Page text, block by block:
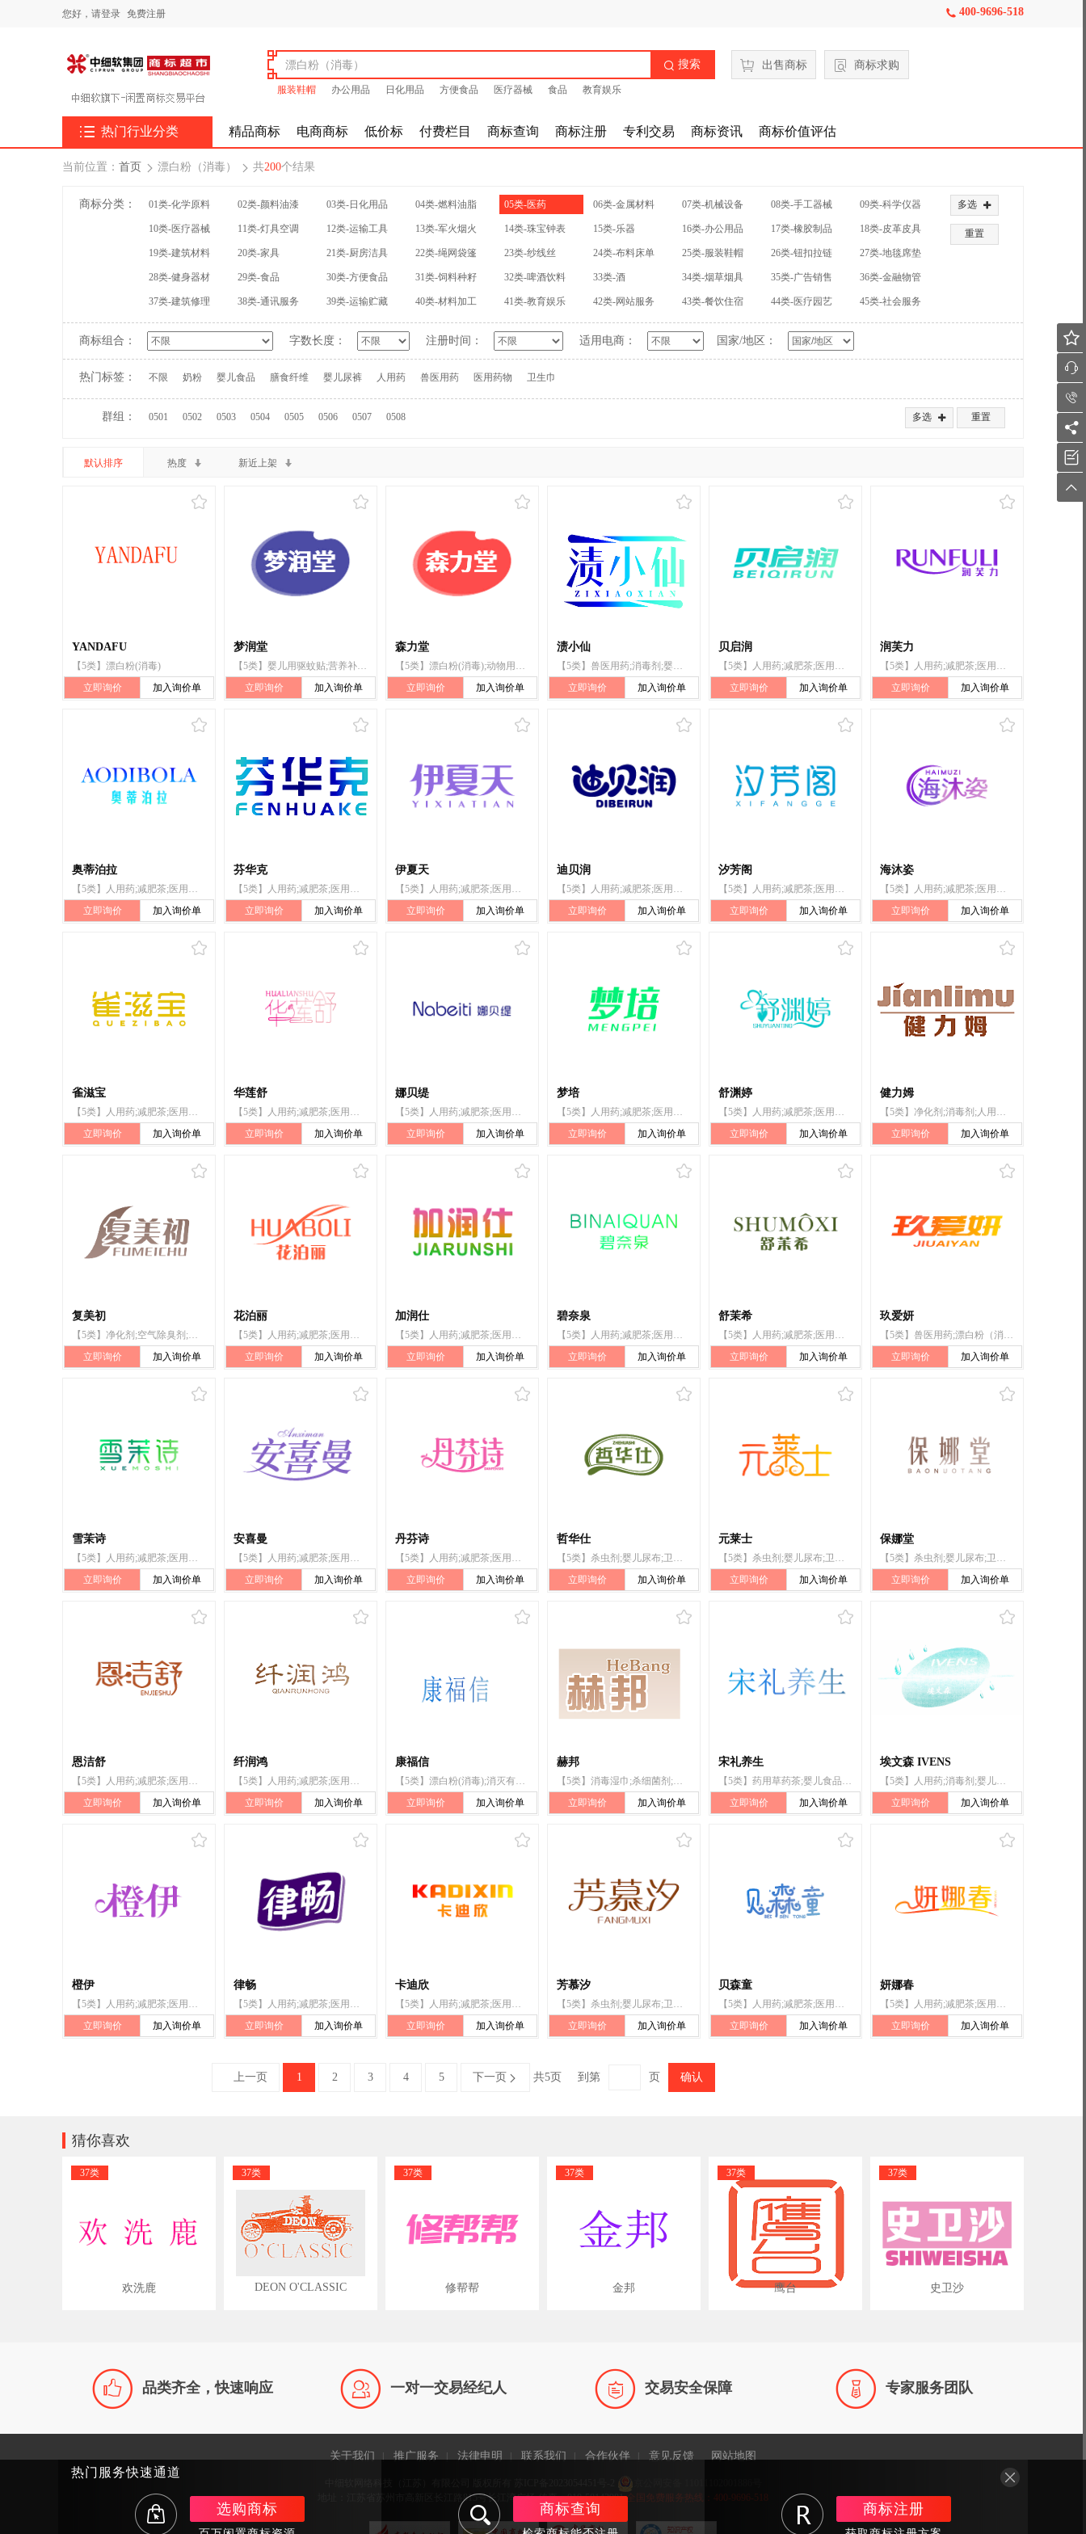
您好， 请登录 免费注册  400-9696-518
 搜索
服装鞋帽 办公用品 日化用品 方便食品 医疗器械 食品 教育娱乐
出售商标 商标求购
 热门行业分类 精品商标 电商商标 低价标 付费栏目 商标查询 商标注册 专利交易 商标资讯 商标价值评估
当前位置： 首页  漂白粉（消毒）  共200个结果
多选 
重置
商标分类： 01类-化学原料 02类-颜料油漆 03类-日化用品 04类-燃料油脂 05类-医药 06类-金属材料 07类-机械设备 08类-手工器械 09类-科学仪器
10类-医疗器械 11类-灯具空调 12类-运输工具 13类-军火烟火 14类-珠宝钟表 15类-乐器 16类-办公用品 17类-橡胶制品 18类-皮革皮具
19类-建筑材料 20类-家具 21类-厨房洁具 22类-绳网袋篷 23类-纱线丝 24类-布料床单 25类-服装鞋帽 26类-钮扣拉链 27类-地毯席垫
28类-健身器材 29类-食品 30类-方便食品 31类-饲料种籽 32类-啤酒饮料 33类-酒 34类-烟草烟具 35类-广告销售 36类-金融物管
37类-建筑修理 38类-通讯服务 39类-运输贮藏 40类-材料加工 41类-教育娱乐 42类-网站服务 43类-餐饮住宿 44类-医疗园艺 45类-社会服务
商标组合： 字数长度： 注册时间： 适用电商： 国家/地区：
热门标签： 不限 奶粉 婴儿食品 膳食纤维 婴儿尿裤 人用药 兽医用药 医用药物 卫生巾
多选  重置
群组： 0501 0502 0503 0504 0505 0506 0507 0508
默认排序 热度 新近上架
YANDAFU
【5类】漂白粉(消毒)
立即询价
加入询价单
梦润堂
【5类】婴儿用驱蚊贴;营养补充剂;漂白粉(消毒);牙用研磨剂;宠物尿布
立即询价
加入询价单
森力堂
【5类】漂白粉(消毒);动物用膳食补充剂;卫生内裤;牙用研磨剂;宠物尿布
立即询价
加入询价单
渍小仙
【5类】兽医用药;消毒剂;婴儿食品;净化剂;人用药;医用营养品;消毒纸巾;漂白粉（消毒）;婴儿尿布;蚊香
立即询价
加入询价单
贝启润
【5类】人用药;减肥茶;医用酒精;医用营养品;婴儿食品;漂白粉（消毒）;兽医用药;卫生巾;婴儿尿布;杀虫剂
立即询价
加入询价单
润芙力
【5类】人用药;减肥茶;医用酒精;医用营养品;婴儿食品;漂白粉(消毒);兽医用药;婴儿尿布;杀虫剂
立即询价
加入询价单
奥蒂泊拉
【5类】人用药;减肥茶;医用酒精;医用营养品;婴儿食品;漂白粉（消毒）;兽医用药;卫生巾;婴儿尿布;杀虫剂
立即询价
加入询价单
芬华克
【5类】人用药;减肥茶;医用酒精;医用营养品;婴儿食品;漂白粉（消毒）;兽医用药;卫生巾;婴儿尿布;杀虫剂
立即询价
加入询价单
伊夏天
【5类】人用药;减肥茶;医用酒精;医用营养品;婴儿食品;漂白粉（消毒）;兽医用药;卫生巾;婴儿尿布;杀虫剂
立即询价
加入询价单
迪贝润
【5类】人用药;减肥茶;医用酒精;医用营养品;婴儿食品;漂白粉（消毒）;兽医用药;卫生巾;婴儿尿布;杀虫剂
立即询价
加入询价单
汐芳阁
【5类】人用药;减肥茶;医用酒精;医用营养品;婴儿食品;漂白粉（消毒）;兽医用药;卫生巾;婴儿尿布;杀虫剂
立即询价
加入询价单
海沐姿
【5类】人用药;减肥茶;医用酒精;医用营养品;婴儿食品;漂白粉（消毒）;兽医用药;卫生巾;婴儿尿布;杀虫剂
立即询价
加入询价单
雀滋宝
【5类】人用药;减肥茶;医用酒精;婴儿食品;漂白粉(消毒);兽医用药;卫生巾;婴儿尿布;杀虫剂
立即询价
加入询价单
华莲舒
【5类】人用药;减肥茶;医用酒精;医用营养品;漂白粉（消毒）;兽医用药;卫生巾;婴儿尿布;杀虫剂;婴儿食品
立即询价
加入询价单
娜贝缇
【5类】人用药;减肥茶;医用酒精;医用营养品;婴儿食品;漂白粉（消毒）;兽医用药;卫生巾;婴儿尿布;杀虫剂
立即询价
加入询价单
梦培
【5类】人用药;减肥茶;医用酒精;医用营养品;婴儿食品;漂白粉（消毒）;兽医用药;卫生巾;婴儿尿布;杀虫剂
立即询价
加入询价单
舒渊婷
【5类】人用药;减肥茶;医用酒精;医用营养品;婴儿食品;漂白粉（消毒）;兽医用药;卫生巾;婴儿尿布;杀虫剂
立即询价
加入询价单
健力姆
【5类】净化剂;消毒剂;人用药;宠物尿布;婴儿食品;出牙剂;卫生护垫;消毒纸巾;漂白粉(消毒)
立即询价
加入询价单
复美初
【5类】净化剂;空气除臭剂;漂白粉（消毒）;冰箱除味剂;驱昆虫剂;除草剂;杀虫剂;卫生巾;卫生护垫;牙用光洁剂
立即询价
加入询价单
花泊丽
【5类】人用药;减肥茶;医用酒精;医用营养品;婴儿食品;漂白粉（消毒）;兽医用药;卫生巾;婴儿尿布;杀虫剂
立即询价
加入询价单
加润仕
【5类】人用药;减肥茶;医用酒精;医用营养品;婴儿食品;漂白粉（消毒）;兽医用药;卫生巾;婴儿尿布;杀虫剂
立即询价
加入询价单
碧奈泉
【5类】人用药;减肥茶;医用酒精;医用营养品;婴儿食品;漂白粉（消毒）;兽医用药;卫生巾;婴儿尿布;杀虫剂
立即询价
加入询价单
舒茉希
【5类】人用药;减肥茶;医用酒精;医用营养品;婴儿食品;漂白粉（消毒）;兽医用药;卫生巾;婴儿尿布;杀虫剂
立即询价
加入询价单
玖爱妍
【5类】兽医用药;漂白粉（消毒）;婴儿食品;医用营养品;医用酒精;减肥茶;人用药;杀虫剂;婴儿尿布;卫生巾
立即询价
加入询价单
雪茉诗
【5类】人用药;减肥茶;医用酒精;医用营养品;婴儿食品;漂白粉（消毒）;兽医用药;卫生巾;婴儿尿布;杀虫剂
立即询价
加入询价单
安喜曼
【5类】人用药;减肥茶;医用酒精;医用营养品;婴儿食品;漂白粉（消毒）;兽医用药;卫生巾;婴儿尿布;杀虫剂
立即询价
加入询价单
丹芬诗
【5类】人用药;减肥茶;医用酒精;医用营养品;婴儿食品;漂白粉（消毒）;兽医用药;卫生巾;婴儿尿布;杀虫剂
立即询价
加入询价单
哲华仕
【5类】杀虫剂;婴儿尿布;卫生巾;兽医用药;漂白粉（消毒）;婴儿食品;医用营养品;医用酒精;减肥茶;人用药
立即询价
加入询价单
元莱士
【5类】杀虫剂;婴儿尿布;卫生巾;兽医用药;漂白粉（消毒）;婴儿食品;医用营养品;医用酒精;减肥茶;人用药
立即询价
加入询价单
保娜堂
【5类】杀虫剂;婴儿尿布;卫生巾;兽医用药;漂白粉（消毒）;婴儿食品;医用营养品;医用酒精;减肥茶;人用药
立即询价
加入询价单
恩洁舒
【5类】人用药;减肥茶;医用酒精;医用营养品;婴儿食品;漂白粉（消毒）;兽医用药;卫生巾;婴儿尿布;杀虫剂
立即询价
加入询价单
纤润鸿
【5类】人用药;减肥茶;医用酒精;医用营养品;婴儿食品;漂白粉（消毒）;兽医用药;卫生巾;婴儿尿布;杀虫剂
立即询价
加入询价单
康福信
【5类】漂白粉(消毒);消灭有害动物制剂;蚊香;消毒纸巾;假牙黏合剂;宠物尿布;婴儿食品;动物用膳食补充剂
立即询价
加入询价单
赫邦
【5类】消毒湿巾;杀细菌剂;卫生消毒制剂;卫生用消毒剂;卫生消毒剂;漂白粉(消毒);家用杀真菌剂;消毒剂
立即询价
加入询价单
宋礼养生
【5类】药用草药茶;婴儿食品;药用酵素;药用糖浆;医药制剂;药用铋制剂;医用泥浆;漂白粉(消毒)
立即询价
加入询价单
埃文森 IVENS
【5类】人用药;消毒剂;婴儿食品;净化剂;除霉化学制剂;漂白粉(消毒);卫生垫;卫生巾;消毒棉;牙科用研磨剂
立即询价
加入询价单
橙伊
【5类】人用药;减肥茶;医用酒精;医用营养品;婴儿食品;漂白粉(消毒);兽医用药;婴儿尿布;杀虫剂
立即询价
加入询价单
律畅
【5类】人用药;减肥茶;医用酒精;医用营养品;婴儿食品;漂白粉（消毒）;兽医用药;卫生巾;婴儿尿布;杀虫剂
立即询价
加入询价单
卡迪欣
【5类】人用药;减肥茶;医用酒精;医用营养品;婴儿食品;漂白粉（消毒）;兽医用药;卫生巾;婴儿尿布;杀虫剂
立即询价
加入询价单
芳慕汐
【5类】杀虫剂;婴儿尿布;卫生巾;兽医用药;漂白粉（消毒）;婴儿食品;医用营养品;医用酒精;减肥茶;人用药
立即询价
加入询价单
贝森童
【5类】人用药;减肥茶;医用酒精;医用营养品;婴儿食品;漂白粉（消毒）;兽医用药;卫生巾;婴儿尿布;杀虫剂
立即询价
加入询价单
妍娜春
【5类】人用药;减肥茶;医用酒精;医用营养品;婴儿食品;漂白粉（消毒）;兽医用药;卫生巾;婴儿尿布;杀虫剂
立即询价
加入询价单
上一页 1 2 3 4 5 下一页  共5页 到第 页 确认
猜你喜欢
37类
欢洗鹿
37类
DEON O'CLASSIC
37类
修帮帮
37类
金邦
37类
鹰台
37类
史卫沙
 品类齐全，快速响应  一对一交易经纪人  交易安全保障  专家服务团队
热门服务快速通道
选购商标 商标查询 商标注册
关于我们 推广服务 法律申明 联系我们 合作伙伴 意见反馈 网站地图
地址：江苏省苏州市高新区长江路815号长江湾广场 传真：010-58143981全国免费服务热线：400-9696-518





